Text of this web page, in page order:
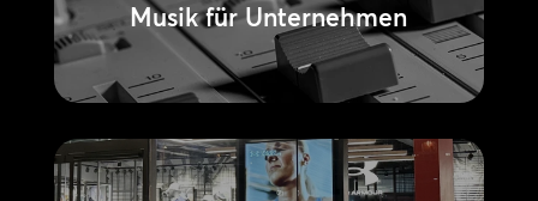
Musik für Unternehmen